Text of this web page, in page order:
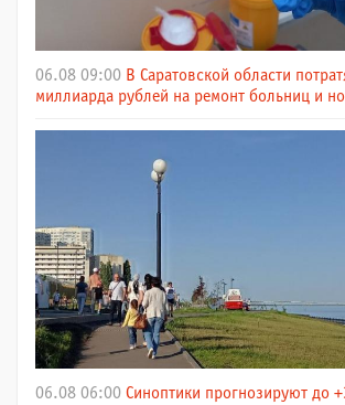
06.08 09:00 В Саратовской области
миллиарда рублей на ремонт больниц и
06.08 06:00 Синоптики прогнозируют до